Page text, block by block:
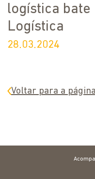
logística bate
Logística
28.03.2024
Voltar para a